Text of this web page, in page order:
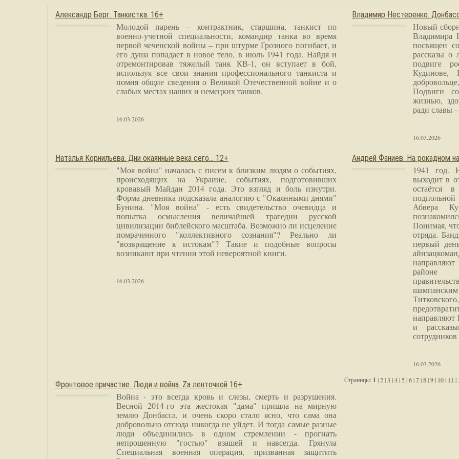
Александр Берг. Танкистка. 16+
Молодой парень – контрактник, старшина, танкист по
военно-учетной специальности, командир танка во время
первой чеченской войны – при штурме Грозного погибает, и
его душа попадает в новое тело, в июль 1941 года. Найдя и
отремонтировав тяжелый танк КВ-1, он вступает в бой,
используя все свои знания профессионального танкиста и
помня общие сведения о Великой Отечественной войне и о
слабых местах наших и немецких танков.
16.03.2026
Владимир Нестеренко.
Новый
Владимира
посвящен
рассказы о
подвиге
Кудинове,
Подвиги
жизнью,
ради славы
16.03.2026
Наталья Корнильева. Дни окаянные века сего… 12+
"Моя война" началась с писем к близким людям о событиях,
происходящих на Украине, событиях, подготовивших
кровавый Майдан 2014 года. Это взгляд и боль изнутри.
Форма дневника подсказала аналогию с "Окаянными днями"
Бунина. "Моя война" - есть свидетельство очевидца и
попытка осмысления величайшей трагедии русской
цивилизации библейского масштаба. Возможно ли исцеление
помраченного "коллективного сознания"? Реально ли
"возвращение к истокам"? Такие и подобные вопросы
возникают при чтении этой невероятной книги.
16.03.2026
Андрей Фаниев. На рокадном
1941 год.
выходит в
остаётся
Абвера
Понимая,
отряда.
первый
районе
шампанским
направляют
и
16.03.2026
Фронтовое причастие. Люди и война. Zа ленточкой 16+
Война - это всегда кровь и слезы, смерть и разрушения.
Весной 2014-го эта жестокая "дама" пришла на мирную
землю Донбасса, и очень скоро стало ясно, что сама она
добровольно отсюда никогда не уйдет. И тогда самые разные
люди объединились в одном стремлении - прогнать
непрошенную "гостью" взашей и навсегда. Грянула
Специальная военная операция, призванная защитить
Страницы: 1 |2|3 |4| 5 |6|7|8|9| 10| 11 |